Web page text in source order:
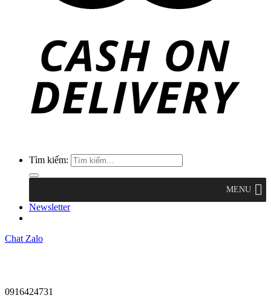
Tìm kiếm:
MENU
Newsletter
Chat Zalo
0916424731